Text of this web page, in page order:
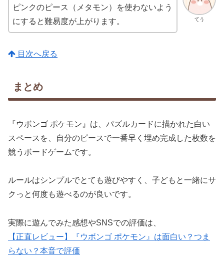
てう
ピンクのピース（メタモン）を使わないよう
にすると難易度が上がります。
目次へ戻る
まとめ
『ウボンゴ ポケモン』は、パズルカードに描かれた白い
スペースを、自分のピースで一番早く埋め完成した枚数を
競うボードゲームです。
ルールはシンプルでとても遊びやすく、子どもと一緒にサ
クっと何度も遊べるのが良いです。
実際に遊んでみた感想やSNSでの評価は、
【正直レビュー】『ウボンゴ ポケモン』は面白い？つま
らない？本音で評価